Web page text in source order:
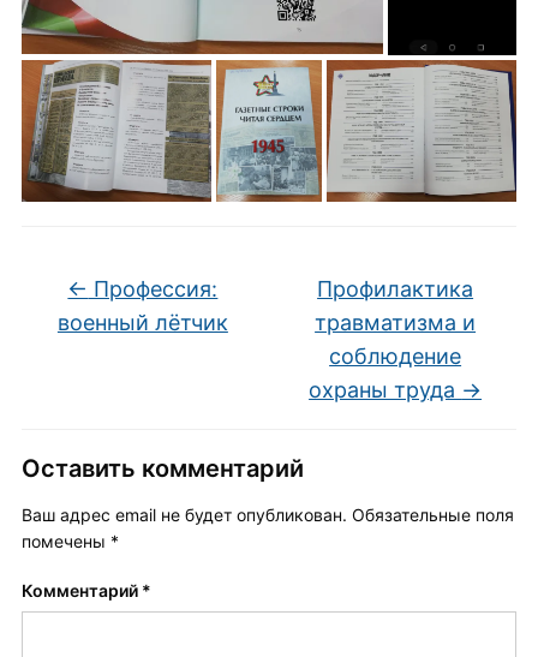
← Профессия:
военный лётчик
Профилактика
травматизма и
соблюдение
охраны труда →
Оставить комментарий
Ваш адрес email не будет опубликован. Обязательные поля
помечены *
Комментарий *